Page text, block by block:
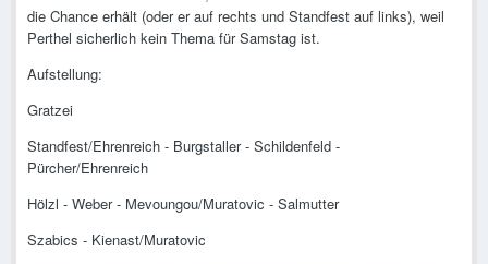
die Chance erhält (oder er auf rechts und Standfest auf links), weil
Perthel sicherlich kein Thema für Samstag ist.
Aufstellung:
Gratzei
Standfest/Ehrenreich - Burgstaller - Schildenfeld -
Pürcher/Ehrenreich
Hölzl - Weber - Mevoungou/Muratovic - Salmutter
Szabics - Kienast/Muratovic